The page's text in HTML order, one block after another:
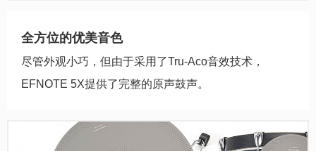
全方位的优美音色
尽管外观小巧，但由于采用了Tru-Aco音效技术，
EFNOTE 5X提供了完整的原声鼓声。